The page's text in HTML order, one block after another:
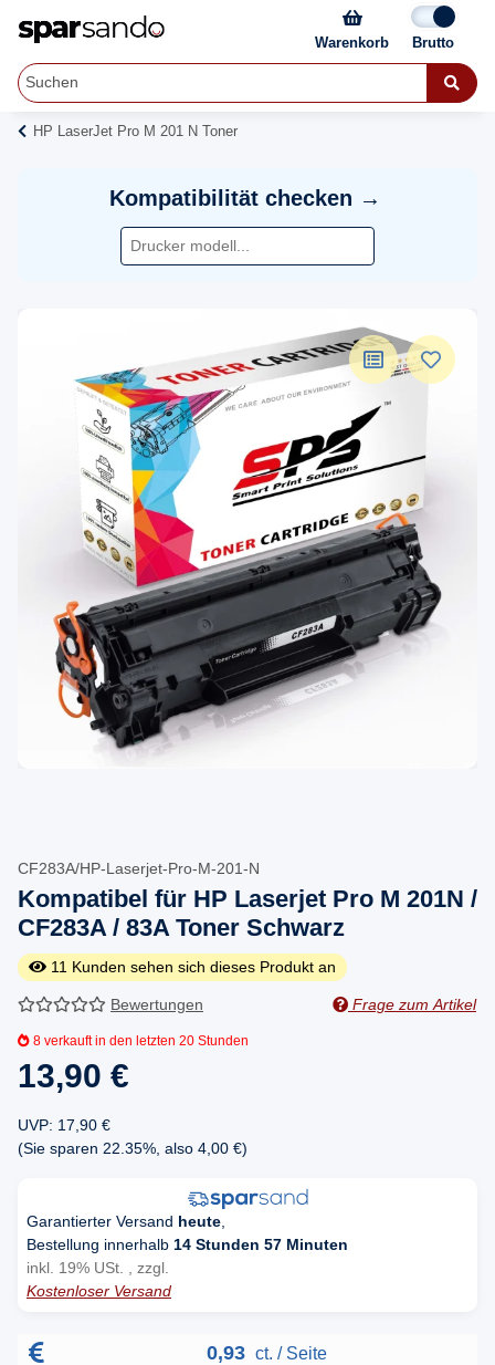
Warenkorb
HP LaserJet Pro M 201 N Toner
Kompatibilität checken →
CF283A/HP-Laserjet-Pro-M-201-N
Kompatibel für HP Laserjet Pro M 201N /
CF283A / 83A Toner Schwarz
11 Kunden sehen sich dieses Produkt an
Bewertungen Frage zum Artikel
8 verkauft in den letzten 20 Stunden
13,90 €
UVP: 17,90 €
(Sie sparen 22.35% , also 4,00 €)
Garantierter Versand heute
Bestellung innerhalb 14 Stunden 57 Minuten
inkl. 19% USt. , zzgl.
Kostenloser Versand
0,93 ct. / Seite